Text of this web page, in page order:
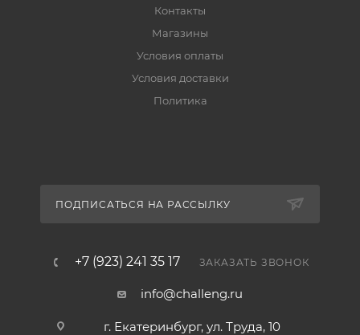
Контакты
Магазины
Условия оплаты
Условия доставки
Политика
ПОДПИСАТЬСЯ НА РАССЫЛКУ
+7 (923) 241 35 17 ЗАКАЗАТЬ ЗВОНОК
info@challeng.ru
г. Екатеринбург, ул. Труда, 10